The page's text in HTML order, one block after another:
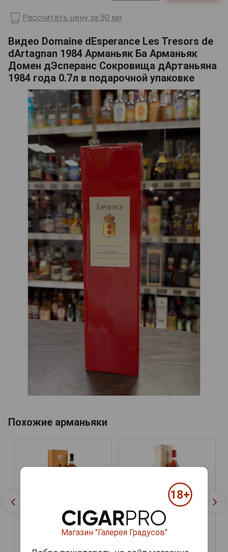
Рассчитать цену за 50 мл
Видео Domaine dEsperance Les Tresors de
dArtagnan 1984 Арманьяк Ба Арманьяк
Домен дЭсперанс Сокровища дАртаньяна
1984 года 0.7л в подарочной упаковке
Похожие арманьяки
Tresors de dArtagnan
1984 Арманьяк Ба
Арманьяк Домен
дЭсперанс Сокровища
Domaine dEsperance Les
Tresors de dArtagnan
1984 Арманьяк Ба
Арманьяк Домен
дЭсперанс Сокровища
Магазин "Галерея Градусов"